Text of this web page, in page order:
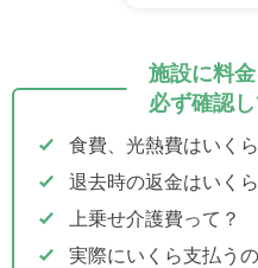
施設に料
必ず確認
食費、光熱費はいく
退去時の返金はいく
上乗せ介護費って？
実際にいくら支払う